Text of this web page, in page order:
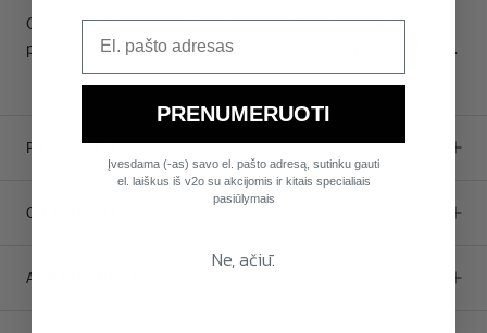
Orientacinė kaklo papuošalokaina – 1490 eur. Kaina gali skirtis
priklausomai nuo pasirinktų akmenų, prabos ir papuošalo dydžio.
PRISTATYMAS
GRĄŽINIMAS
ATNAUJINIMAS
PRENUMERUOTI
Įvesdama (-as) savo el. pašto adresą, sutinku gauti
el. laiškus iš v2o su akcijomis ir kitais specialiais
pasiūlymais
Ne, ačiū.